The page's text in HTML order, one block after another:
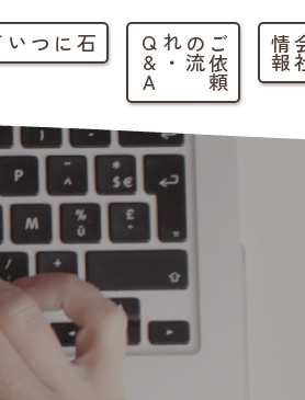
石について ご
依
頼
の
流
れ
・
Q
&
A